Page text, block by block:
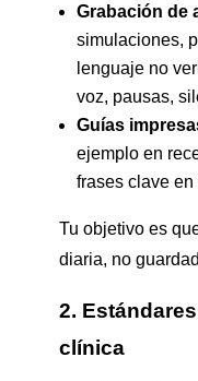
Grabación de
simulaciones,
lenguaje no
voz, pausas,
Guías
ejemplo en
frases clave
Tu objetivo es
diaria, no
2.
clínica